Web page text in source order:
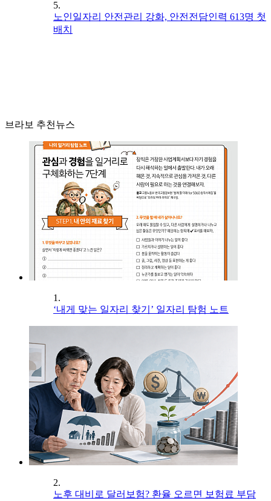
5.
노인일자리 안전관리 강화, 안전전담인력 613명 첫
배치
브라보 추천뉴스
1.
‘내게 맞는 일자리 찾기’ 일자리 탐험 노트
2.
노후 대비로 달러보험? 환율 오르면 보험료 부담